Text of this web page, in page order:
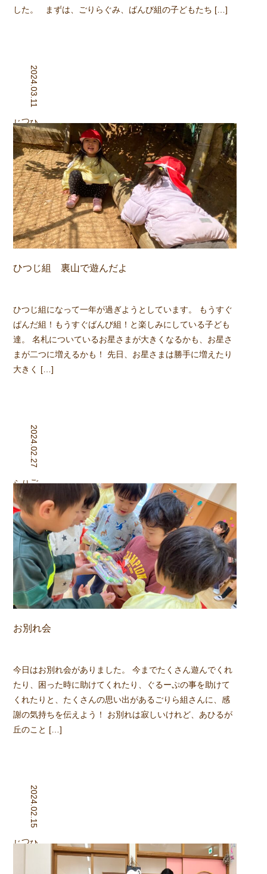
した。 まずは、ごりらぐみ、ばんび組の子どもたち […]
2024.03.11
ひつじ
組
ひつじ組 裏山で遊んだよ
ひつじ組になって一年が過ぎようとしています。 もうすぐ
ぱんだ組！もうすぐばんび組！と楽しみにしている子ども
達。 名札についているお星さまが大きくなるかも、お星さ
まが二つに増えるかも！ 先日、お星さまは勝手に増えたり
大きく […]
2024.02.27
ごりら
組
お別れ会
今日はお別れ会がありました。 今までたくさん遊んでくれ
たり、困った時に助けてくれたり、ぐるーぷの事を助けて
くれたりと、たくさんの思い出があるごりら組さんに、感
謝の気持ちを伝えよう！ お別れは寂しいけれど、あひるが
丘のこと […]
2024.02.15
ひつじ
組